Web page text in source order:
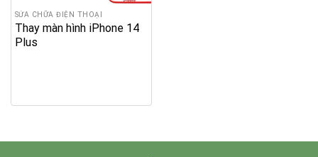
SỬA CHỮA ĐIỆN THOẠI
Thay màn hình iPhone 14
Plus